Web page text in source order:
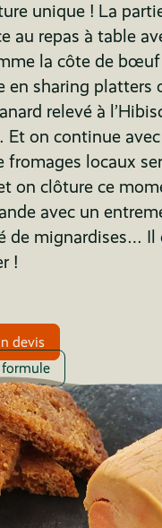
unique ! La
au repas à table
la côte de
en sharing platters
relevé à
Et on continue
fromages locaux
et on clôture ce
avec un
de mignardises… Il
!
devis